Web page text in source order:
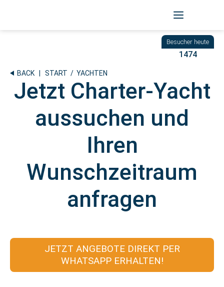
1474
BACK START / YACHTEN
Jetzt Charter-Yacht
aussuchen und
Ihren
Wunschzeitraum
anfragen
JETZT ANGEBOTE DIREKT PER
WHATSAPP ERHALTEN!